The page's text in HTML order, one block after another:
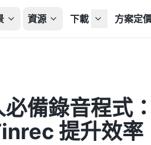
資源 下載 方案定
備錄音程式
提升效率